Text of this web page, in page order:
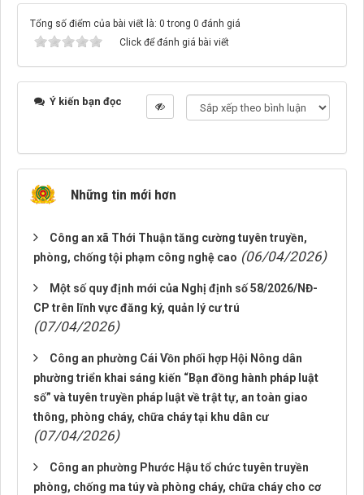
Tổng số điểm của bài viết là: 0 trong 0 đánh giá
Click để đánh giá bài viết
Ý kiến bạn đọc
Những tin mới hơn
Công an xã Thới Thuận tăng cường tuyên truyền,
phòng, chống tội phạm công nghệ cao (06/04/2026)
Một số quy định mới của Nghị định số 58/2026/NĐ-
CP trên lĩnh vực đăng ký, quản lý cư trú
(07/04/2026)
Công an phường Cái Vồn phối hợp Hội Nông dân
phường triển khai sáng kiến “Bạn đồng hành pháp luật
số” và tuyên truyền pháp luật về trật tự, an toàn giao
thông, phòng cháy, chữa cháy tại khu dân cư
(07/04/2026)
Công an phường Phước Hậu tổ chức tuyên truyền
phòng, chống ma túy và phòng cháy, chữa cháy cho cơ